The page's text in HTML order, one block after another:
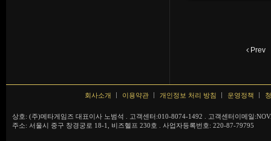
Prev
회사소개 이용약관 개인정보 처리 방침 운영정책
상호: (주)메타게임즈 대표이사 노범석 . 고객센터:010-8074-1492 . 고객센터이메일
주소: 서울시 중구 창경궁로 18-1, 비즈헬프 230호 . 사업자등록번호: 220-87-79795